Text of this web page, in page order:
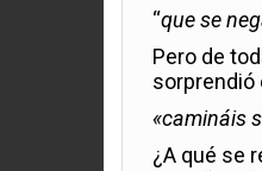
“que se
Pero de
sorprendió
«camináis
¿A qué se